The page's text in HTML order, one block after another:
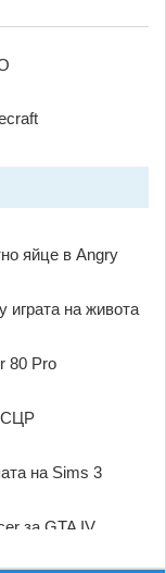
яйце в Angry
играта на живота
80 Pro
СЦР
на Sims 3
за GTA IV